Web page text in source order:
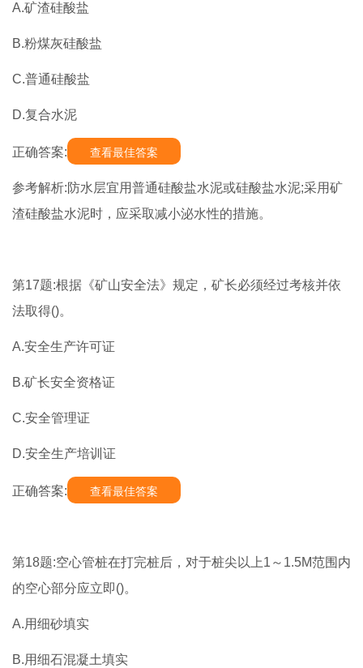
A.矿渣硅酸盐
B.粉煤灰硅酸盐
C.普通硅酸盐
D.复合水泥
正确答案: 查看最佳答案
参考解析:防水层宜用普通硅酸盐水泥或硅酸盐水泥;采用矿
渣硅酸盐水泥时，应采取减小泌水性的措施。
第17题:根据《矿山安全法》规定，矿长必须经过考核并依
法取得()。
A.安全生产许可证
B.矿长安全资格证
C.安全管理证
D.安全生产培训证
正确答案: 查看最佳答案
第18题:空心管桩在打完桩后，对于桩尖以上1～1.5M范围内
的空心部分应立即()。
A.用细砂填实
B.用细石混凝土填实